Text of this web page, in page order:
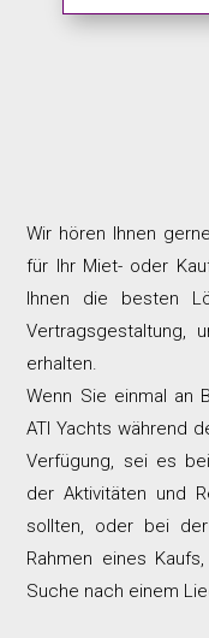
Wir hören Ihnen
für Ihr Miet- oder
Ihnen die besten
Vertragsgestaltung,
erhalten.
Wenn Sie einmal an
ATI Yachts während
Verfügung, sei es
der Aktivitäten und
sollten, oder bei
Rahmen eines
Suche nach einem